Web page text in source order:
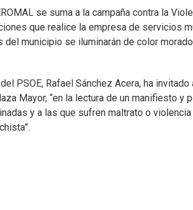
se suma a la campaña contra la
que realice la empresa de servicios
del municipio se iluminarán de color
PSOE, Rafael Sánchez Acera, ha
Mayor, “en la lectura de un manifiesto y
y a las que sufren maltrato o